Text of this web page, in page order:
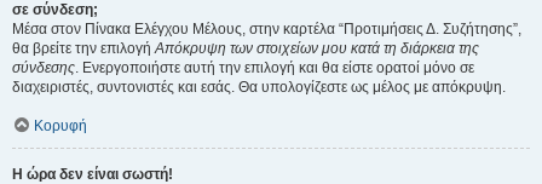
σε σύνδεση;
Μέσα στον Πίνακα Ελέγχου Μέλους, στην καρτέλα “Προτιμήσεις Δ. Συζήτησης”,
θα βρείτε την επιλογήΑπόκρυψη των στοιχείων μου κατά τη διάρκεια της
σύνδεσης. Ενεργοποιήστε αυτή την επιλογή και θα είστε ορατοί μόνο σε
διαχειριστές, συντονιστές και εσάς. Θα υπολογίζεστε ως μέλος με απόκρυψη.
Κορυφή
Η ώρα δεν είναι σωστή!